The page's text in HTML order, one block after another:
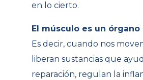
en lo cierto.
El músculo es un
Es decir, cuando nos
liberan sustancias que
reparación, regulan la